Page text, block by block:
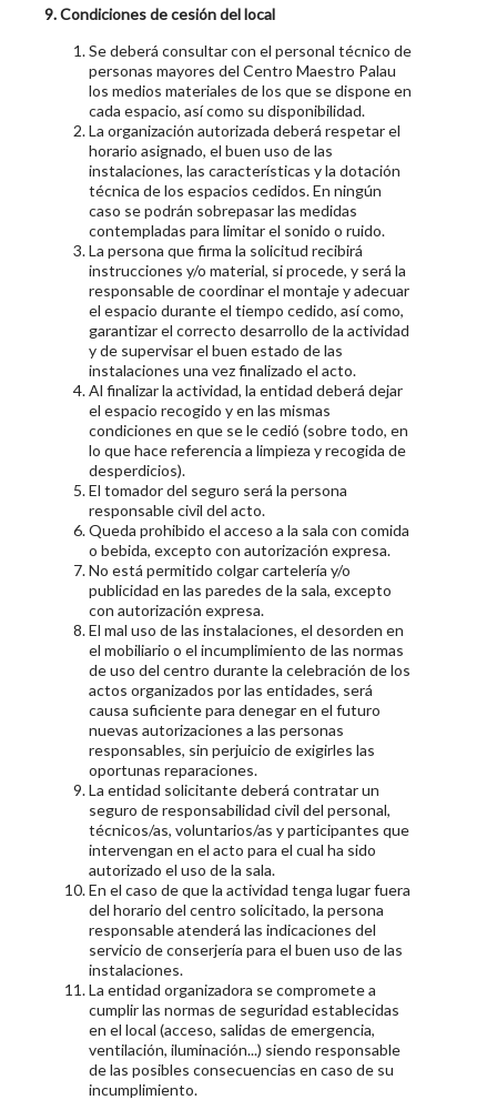
9. Condiciones de cesión del local
Se deberá consultar con el personal técnico de
personas mayores del Centro Maestro Palau
los medios materiales de los que se dispone en
cada espacio, así como su disponibilidad.
La organización autorizada deberá respetar el
horario asignado, el buen uso de las
instalaciones, las características y la dotación
técnica de los espacios cedidos. En ningún
caso se podrán sobrepasar las medidas
contempladas para limitar el sonido o ruido.
La persona que firma la solicitud recibirá
instrucciones y/o material, si procede, y será la
responsable de coordinar el montaje y adecuar
el espacio durante el tiempo cedido, así como,
garantizar el correcto desarrollo de la actividad
y de supervisar el buen estado de las
instalaciones una vez finalizado el acto.
Al finalizar la actividad, la entidad deberá dejar
el espacio recogido y en las mismas
condiciones en que se le cedió (sobre todo, en
lo que hace referencia a limpieza y recogida de
desperdicios).
El tomador del seguro será la persona
responsable civil del acto.
Queda prohibido el acceso a la sala con comida
o bebida, excepto con autorización expresa.
No está permitido colgar cartelería y/o
publicidad en las paredes de la sala, excepto
con autorización expresa.
El mal uso de las instalaciones, el desorden en
el mobiliario o el incumplimiento de las normas
de uso del centro durante la celebración de los
actos organizados por las entidades, será
causa suficiente para denegar en el futuro
nuevas autorizaciones a las personas
responsables, sin perjuicio de exigirles las
oportunas reparaciones.
La entidad solicitante deberá contratar un
seguro de responsabilidad civil del personal,
técnicos/as, voluntarios/as y participantes que
intervengan en el acto para el cual ha sido
autorizado el uso de la sala.
En el caso de que la actividad tenga lugar fuera
del horario del centro solicitado, la persona
responsable atenderá las indicaciones del
servicio de conserjería para el buen uso de las
instalaciones.
La entidad organizadora se compromete a
cumplir las normas de seguridad establecidas
en el local (acceso, salidas de emergencia,
ventilación, iluminación...) siendo responsable
de las posibles consecuencias en caso de su
incumplimiento.